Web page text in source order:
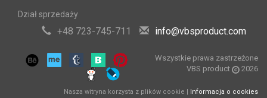
Dział sprzedaży
+48 723-745-711 info@vbsproduct.com
Wszystkie prawa zastrzeżone
VBS product
2026
Nasza witryna korzysta z plików cookie | Informacja o cookies